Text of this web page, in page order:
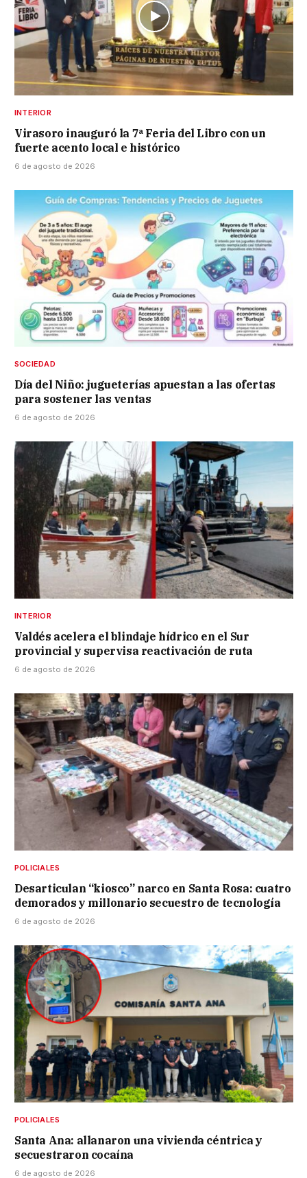
INTERIOR
Virasoro inauguró la 7ª Feria del Libro con un
fuerte acento local e histórico
6 de agosto de 2026
SOCIEDAD
Día del Niño: jugueterías apuestan a las ofertas
para sostener las ventas
6 de agosto de 2026
INTERIOR
Valdés acelera el blindaje hídrico en el Sur
provincial y supervisa reactivación de ruta
6 de agosto de 2026
POLICIALES
Desarticulan “kiosco” narco en Santa Rosa: cuatro
demorados y millonario secuestro de tecnología
6 de agosto de 2026
POLICIALES
Santa Ana: allanaron una vivienda céntrica y
secuestraron cocaína
6 de agosto de 2026